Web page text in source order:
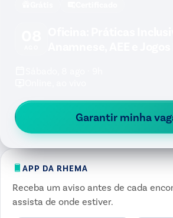
Garantir minha
APP DA RHEMA
Receba um aviso antes de cada
assista de onde estiver.